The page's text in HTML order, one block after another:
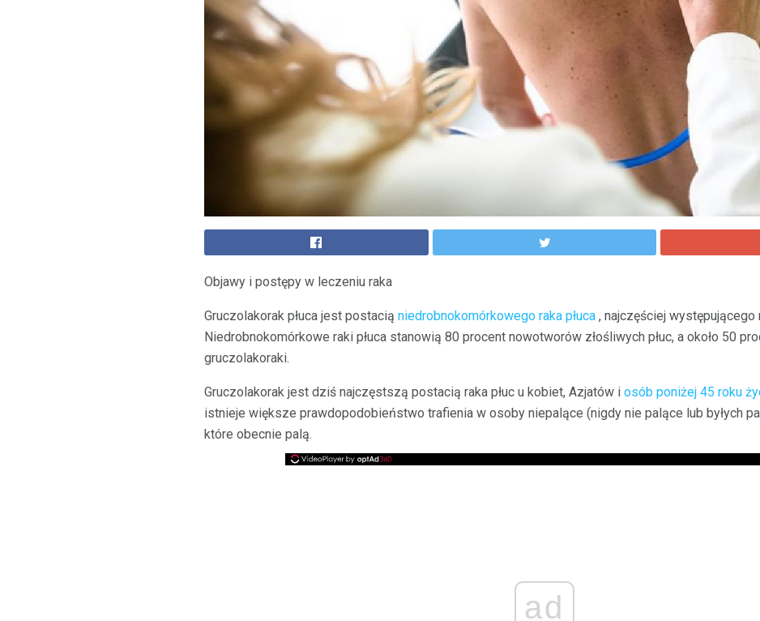
Objawy i postępy w leczeniu raka
Gruczolakorak płuca jest postacią niedrobnokomórkowego raka płuca , najczęściej występującego
Niedrobnokomórkowe raki płuca stanowią 80 procent nowotworów złośliwych płuc, a około 50
gruczolakoraki.
Gruczolakorak jest dziś najczęstszą postacią raka płuc u kobiet, Azjatów i osób poniżej 45 roku
istnieje większe prawdopodobieństwo trafienia w osoby niepalące (nigdy nie palące lub byłych
które obecnie palą.
ad